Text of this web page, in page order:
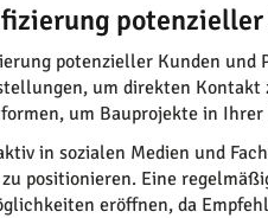
potenzieller
potenzieller Kunden und
um direkten Kontakt
um Bauprojekte in Ihrer
in sozialen Medien und
zu positionieren. Eine
eröffnen, da